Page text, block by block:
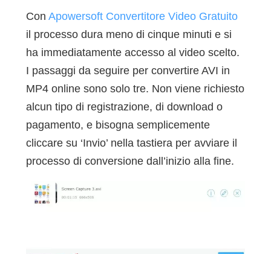
Con Apowersoft Convertitore Video Gratuito
il processo dura meno di cinque minuti e si
ha immediatamente accesso al video scelto.
I passaggi da seguire per convertire AVI in
MP4 online sono solo tre. Non viene richiesto
alcun tipo di registrazione, di download o
pagamento, e bisogna semplicemente
cliccare su ‘Invio’ nella tastiera per avviare il
processo di conversione dall’inizio alla fine.